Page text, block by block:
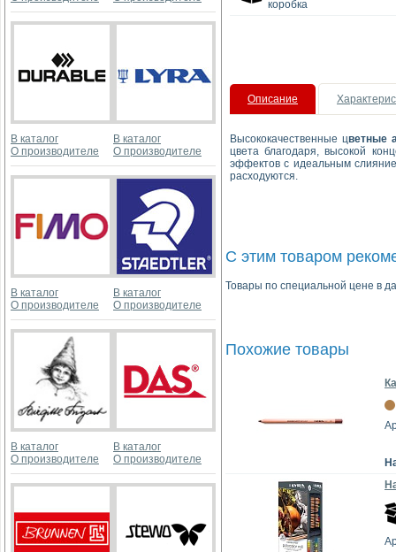
В каталог
О производителе
В каталог
О производителе
В каталог
О производителе
В каталог
О производителе
В каталог
О производителе
В каталог
О производителе
коробка
Описание
Высококачественные цветные
цвета благодаря, высокой
эффектов с идеальным
расходуются.
С этим товаром
Товары по специальной цене в
Похожие товары